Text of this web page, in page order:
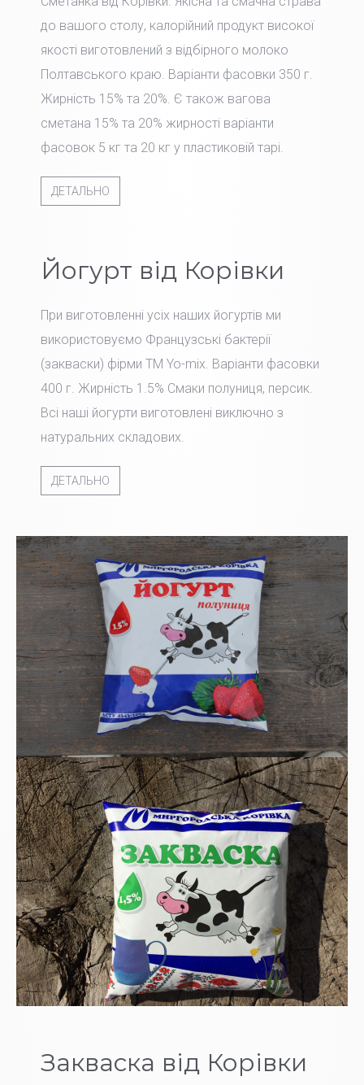
до вашого столу, калорійний продукт високої
якості виготовлений з відбірного молоко
Полтавського краю. Варіанти фасовки 350 г.
Жирність 15% та 20%. Є також вагова
сметана 15% та 20% жирності варіанти
фасовок 5 кг та 20 кг у пластиковій тарі.
ДЕТАЛЬНО
Йогурт від Корівки
При виготовленні усіх наших йогуртів ми
використовуємо Французські бактерії
(закваски) фірми TM Yo-mix. Варіанти фасовки
400 г. Жирність 1.5% Смаки полуниця, персик.
Всі наші йогурти виготовлені виключно з
натуральних складових.
ДЕТАЛЬНО
Закваска від Корівки